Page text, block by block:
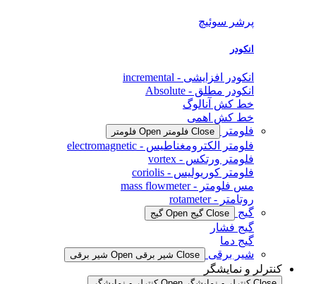
پرشر سوئیچ
انکودر
انکودر افزایشی - incremental
انکودر مطلق - Absolute
خط کش آنالوگ
خط کش اهمی
فلومتر
Close فلومتر Open فلومتر
فلومتر الکترومغناطیس - electromagnetic
فلومتر ورتکس - vortex
فلومتر کوریولیس - coriolis
مس فلومتر - mass flowmeter
روتامتر - rotameter
گیج
Close گیج Open گیج
گیج فشار
گیج دما
شیر برقی
Close شیر برقی Open شیر برقی
کنترلر و نمایشگر